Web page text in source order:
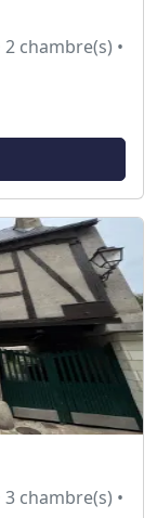
chambre(s) •
chambre(s) •